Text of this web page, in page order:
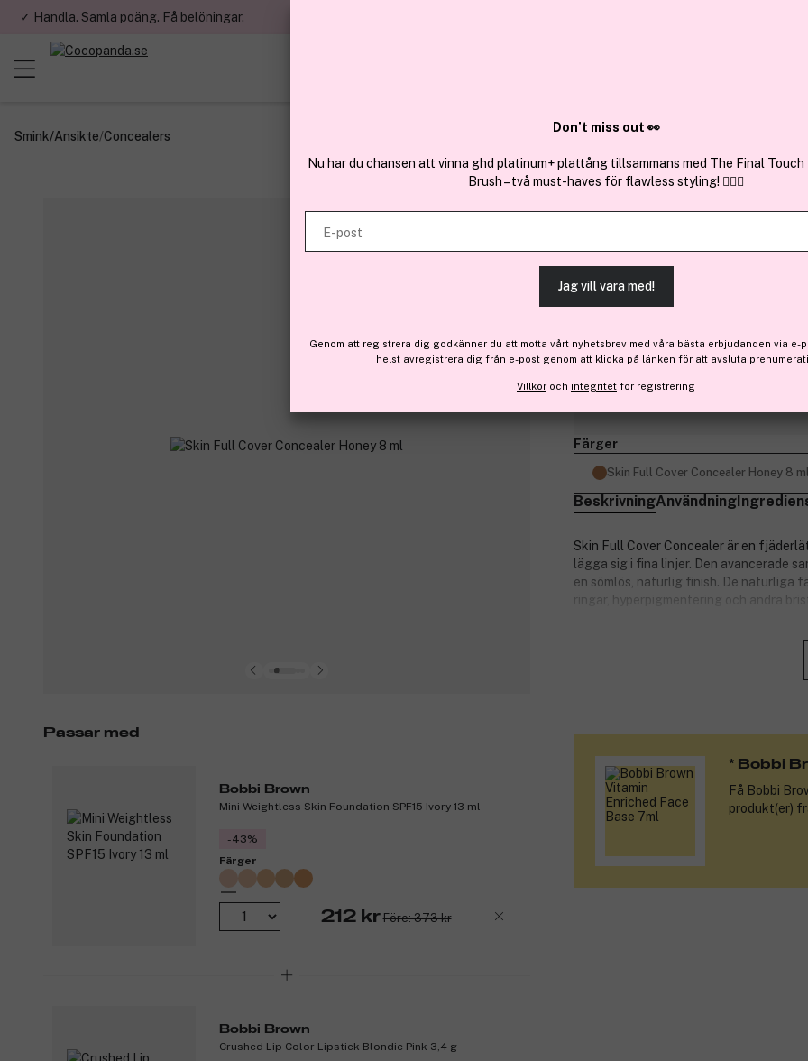
✓ Handla. Samla poäng. Få belöningar.
✓ Över 1,5
Smink/Ansikte/Concealers
Skin Full Cover Concealer
-20% Bara 3 på lager
Före: 525 kr
Färger
Skin Full Cover Concealer Honey 8 ml
BeskrivningAnvändning
Skin Full Cover Concealer är en
lägga sig i fina linjer. Den avancerade
en sömlös, naturlig finish. De naturliga
ringar, hyperpigmentering och andra
* Bobbi
Få Bobbi
produkt(er)
Passar med
Bobbi Brown
Mini Weightless Skin Foundation SPF15 Ivory 13 ml
-43%
Färger
212 kr Före: 373 kr
Bobbi Brown
Crushed Lip Color Lipstick Blondie Pink 3,4 g
Don’t miss out 👀
Nu har du chansen att vinna ghd platinum+ plattång tillsammans med The Final
Brush – två must-haves för flawless styling! 💇‍♀️✨
E-post
Jag vill vara med!
Genom att registrera dig godkänner du att motta vårt nyhetsbrev med våra bästa erbjudanden via e-
helst avregistrera dig från e-post genom att klicka på länken för att avsluta
Villkor och integritet för registrering